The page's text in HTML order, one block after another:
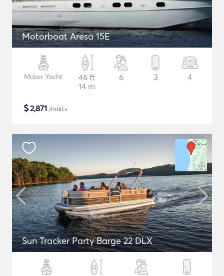
Motorboat Aresa 15E
Motor Yacht
46 ft
14 m
6 3 4
$2,871 /nakts
Sun Tracker Party Barge 22 DLX